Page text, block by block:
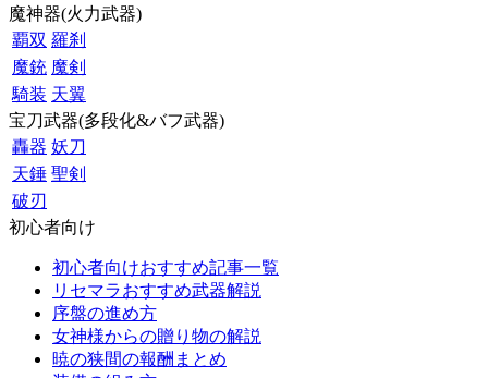
魔神器(火力武器)
覇双 羅刹
魔銃 魔剣
騎装 天翼
宝刀武器(多段化&バフ武器)
轟器 妖刀
天錘 聖剣
破刃
初心者向け
初心者向けおすすめ記事一覧
リセマラおすすめ武器解説
序盤の進め方
女神様からの贈り物の解説
暁の狭間の報酬まとめ